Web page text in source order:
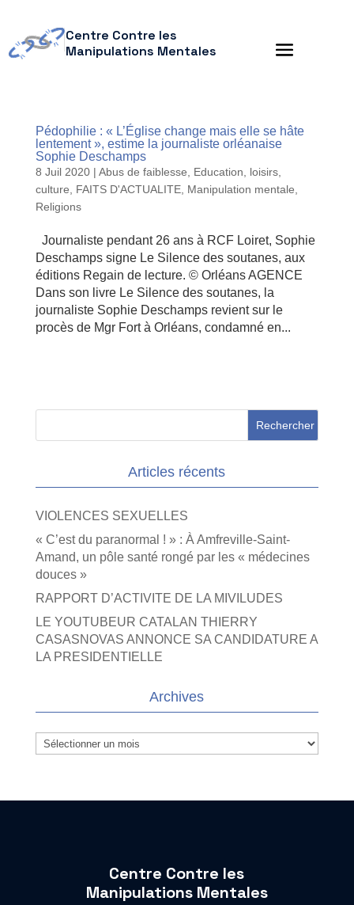
Centre Contre les
Manipulations Mentales
Pédophilie : « L’Église change mais elle se hâte
lentement », estime la journaliste orléanaise
Sophie Deschamps
8 Juil 2020| Abus de faiblesse
Education, loisirs,
culture
FAITS D'ACTUALITE, Manipulation mentale
Religions
Journaliste pendant 26 ans à RCF Loiret, Sophie
Deschamps signe Le Silence des soutanes, aux
éditions Regain de lecture. © Orléans AGENCE
Dans son livre Le Silence des soutanes, la
journaliste Sophie Deschamps revient sur le
procès de Mgr Fort à Orléans, condamné en...
Articles récents
VIOLENCES SEXUELLES
« C’est du paranormal ! » : À Amfreville-Saint-
Amand, un pôle santé rongé par les « médecines
douces »
RAPPORT D’ACTIVITE DE LA MIVILUDES
LE YOUTUBEUR CATALAN THIERRY
CASASNOVAS ANNONCE SA CANDIDATURE A
LA PRESIDENTIELLE
Archives
Archives
Centre Contre les
Manipulations Mentales